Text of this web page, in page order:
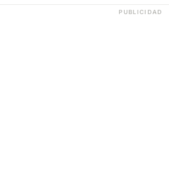
PUBLICIDAD